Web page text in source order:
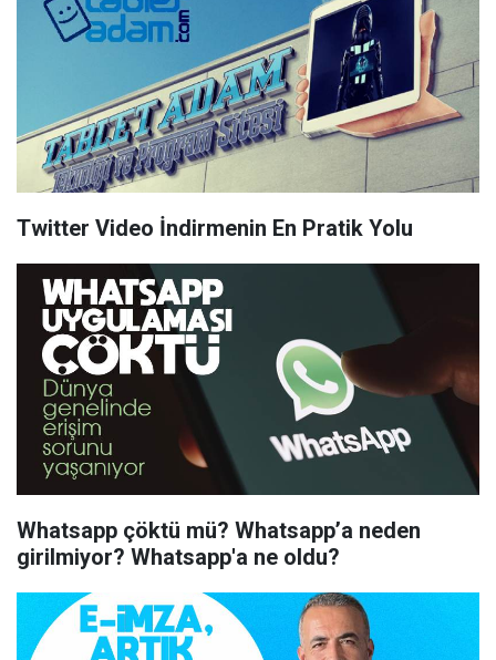
Twitter Video İndirmenin En Pratik Yolu
Whatsapp çöktü mü? Whatsapp’a neden
girilmiyor? Whatsapp'a ne oldu?